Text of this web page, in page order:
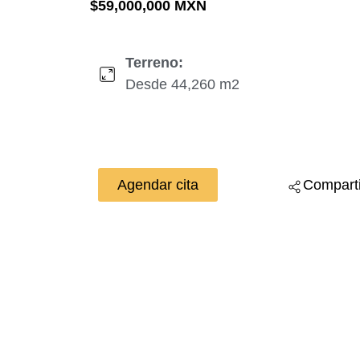
$59,000,000 MXN
Terreno:
Desde 44,260 m2
Agendar cita